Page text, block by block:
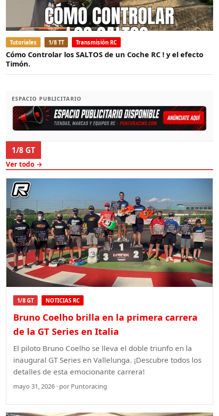
Tutoriales 1/8 TT Transmisión RC
Cómo Controlar los SALTOS de un Coche RC ! y el efecto
Timón.
ESPACIO PUBLICITARIO
1/8 GT
Ver todo →
1/8 GT NOTICIAS RC
Bruno Coelho brilla en la primera carrera
de la GT Series en Italia
El piloto Bruno Coelho se lleva el doble triunfo en la
inaugural GT Series en Vallelunga. ¡Descubre todos los
detalles de esta emocionante carrera!
mayo 31, 2026 · por Puntoracing